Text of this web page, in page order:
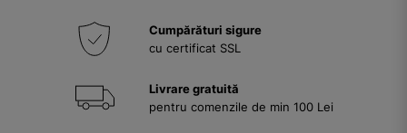
Cumpărături sigure
cu certificat SSL
Livrare gratuită
pentru comenzile de min 100 Lei